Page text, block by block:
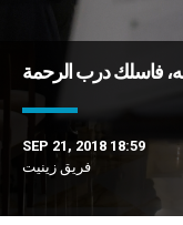
فاسلك درب الرحمة
SEP 21, 2018 18:59
فريق زينيت